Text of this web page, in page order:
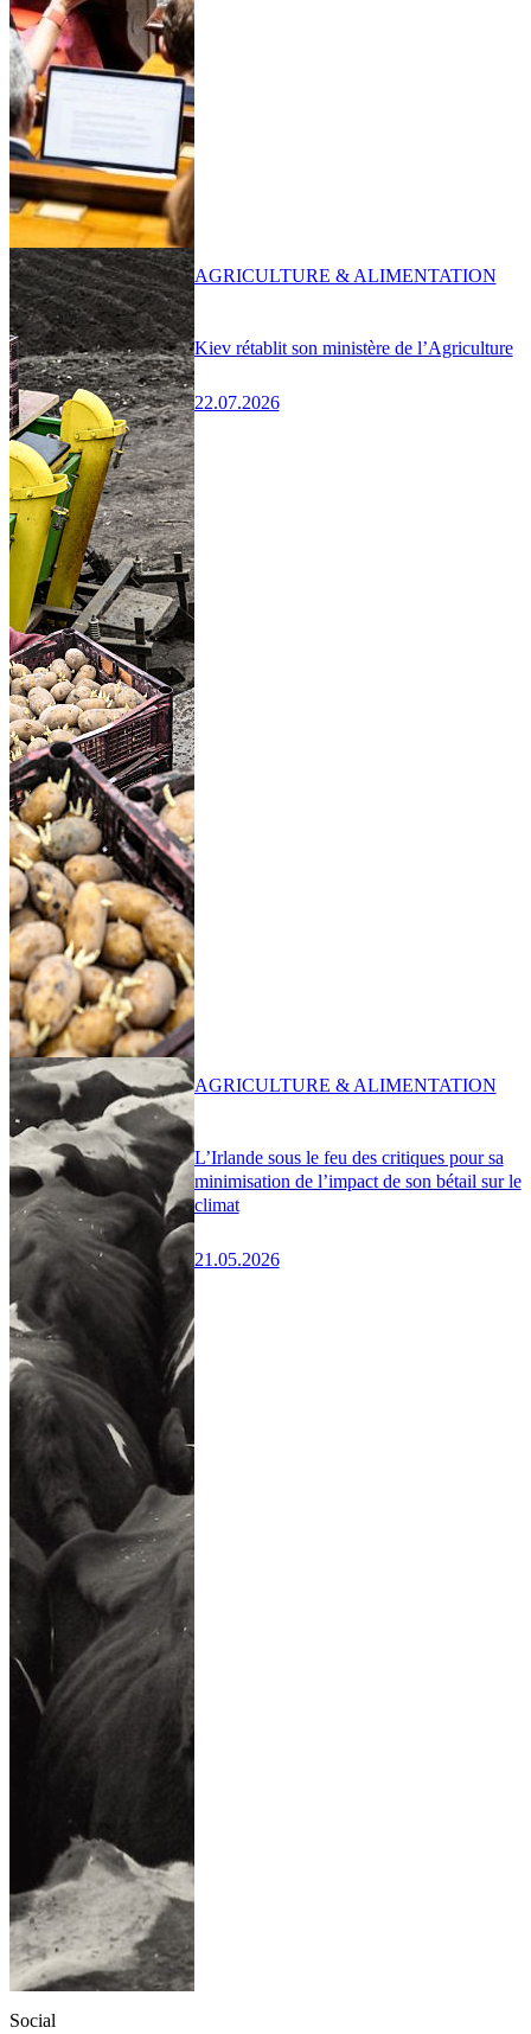
Kiev rétablit son ministère de l’Agriculture
22.07.2026
AGRICULTURE & ALIMENTATION
L’Irlande sous le feu des critiques pour sa
minimisation de l’impact de son bétail sur le
climat
21.05.2026
AGRICULTURE & ALIMENTATION
Social